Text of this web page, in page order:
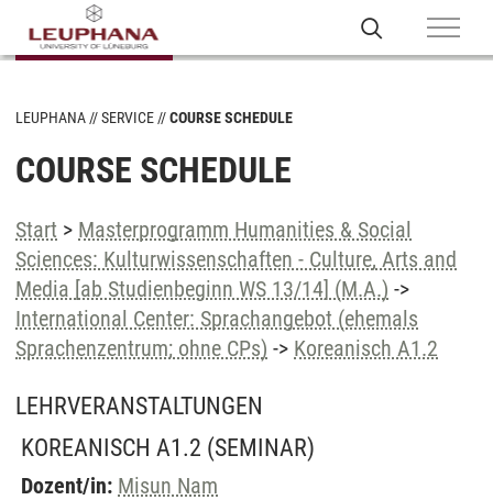
LEUPHANA SERVICE COURSE SCHEDULE
COURSE SCHEDULE
Start > Masterprogramm Humanities & Social
Sciences: Kulturwissenschaften - Culture, Arts and
Media [ab Studienbeginn WS 13/14] (M.A.) ->
International Center: Sprachangebot (ehemals
Sprachenzentrum; ohne CPs) -> Koreanisch A1.2
LEHRVERANSTALTUNGEN
KOREANISCH A1.2 (SEMINAR)
Dozent/in: Misun Nam